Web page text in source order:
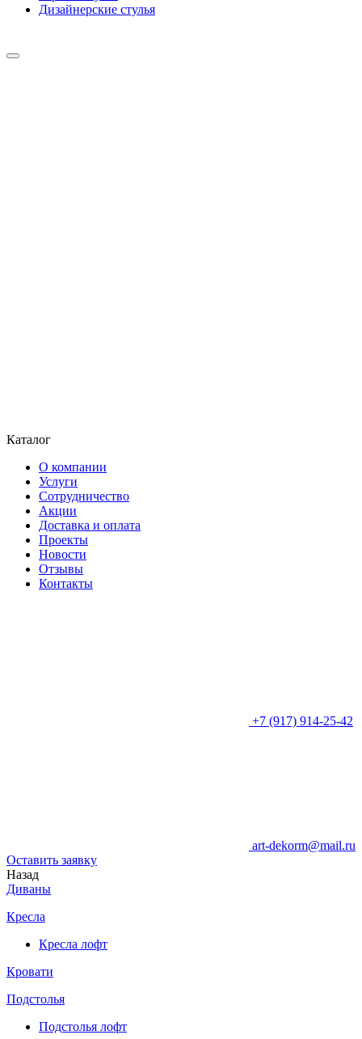
Дизайнерские cтулья
Каталог
О компании
Услуги
Сотрудничество
Акции
Доставка и оплата
Проекты
Новости
Отзывы
Контакты
+7 (917) 914-25-42
art-dekorm@mail.ru
Оставить заявку
Назад
Диваны
Кресла
Кресла лофт
Кровати
Подстолья
Подстолья лофт